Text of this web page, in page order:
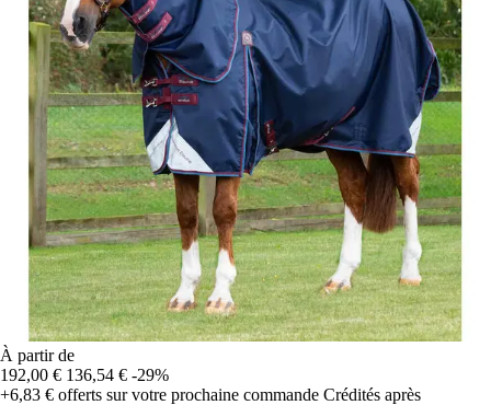
À partir de
192,00 € 136,54 € -29%
+6,83 € offerts sur votre prochaine commande Crédités après